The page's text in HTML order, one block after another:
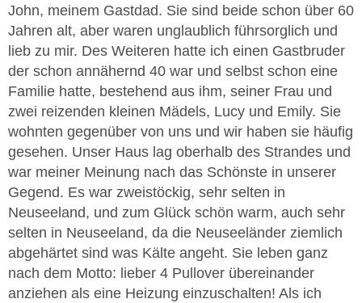
John, meinem Gastdad. Sie sind beide schon über 60
Jahren alt, aber waren unglaublich führsorglich und
lieb zu mir. Des Weiteren hatte ich einen Gastbruder
der schon annähernd 40 war und selbst schon eine
Familie hatte, bestehend aus ihm, seiner Frau und
zwei reizenden kleinen Mädels, Lucy und Emily. Sie
wohnten gegenüber von uns und wir haben sie häufig
gesehen. Unser Haus lag oberhalb des Strandes und
war meiner Meinung nach das Schönste in unserer
Gegend. Es war zweistöckig, sehr selten in
Neuseeland, und zum Glück schön warm, auch sehr
selten in Neuseeland, da die Neuseeländer ziemlich
abgehärtet sind was Kälte angeht. Sie leben ganz
nach dem Motto: lieber 4 Pullover übereinander
anziehen als eine Heizung einzuschalten! Als ich